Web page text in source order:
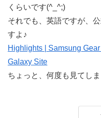
くらいです(^_^;)
それでも、英語ですが、
すよ♪
Highlights | Samsung
Galaxy Site
ちょっと、何度も見てし